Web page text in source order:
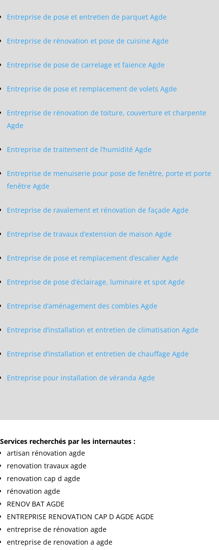
Entreprise de pose et entretien de parquet Agde
Entreprise de rénovation et pose de cuisine Agde
Entreprise de pose de carrelage et faience Agde
Entreprise de pose et remplacement de volets Agde
Entreprise de rénovation de toiture, couverture et charpente
Agde
Entreprise de traitement de l’humidité Agde
Entreprise de menuiserie pour pose de fenêtre, porte et porte
fenêtre Agde
Entreprise de ravalement et rénovation de façade Agde
Entreprise de travaux d’extension de maison Agde
Entreprise de pose et remplacement d’escalier Agde
Entreprise de pose d’éclairage, luminaire et spot Agde
Entreprise d’aménagement des combles Agde
Entreprise d’installation et entretien de climatisation Agde
Entreprise d’installation et entretien de chauffage Agde
Entreprise pour installation de véranda Agde
Services recherchés par les internautes :
artisan rénovation agde
renovation travaux agde
renovation cap d agde
rénovation agde
RENOV BAT AGDE
ENTREPRISE RENOVATION CAP D AGDE AGDE
entreprise de rénovation agde
entreprise de renovation a agde